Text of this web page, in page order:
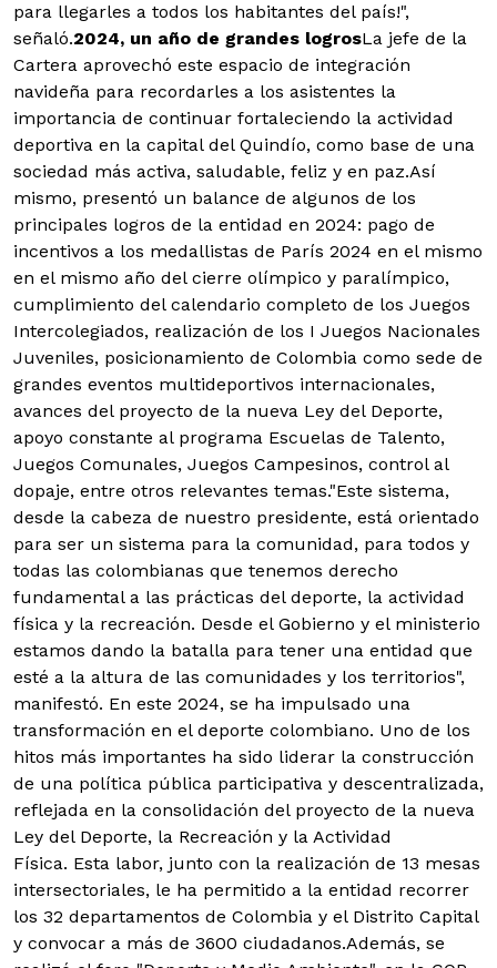
para llegarles a todos los habitantes del país!",
señaló.2024, un año de grandes logrosLa jefe de la
Cartera aprovechó este espacio de integración
navideña para recordarles a los asistentes la
importancia de continuar fortaleciendo la actividad
deportiva en la capital del Quindío, como base de una
sociedad más activa, saludable, feliz y en paz.Así
mismo, presentó un balance de algunos de los
principales logros de la entidad en 2024: pago de
incentivos a los medallistas de París 2024 en el mismo
en el mismo año del cierre olímpico y paralímpico,
cumplimiento del calendario completo de los Juegos
Intercolegiados, realización de los I Juegos Nacionales
Juveniles, posicionamiento de Colombia como sede de
grandes eventos multideportivos internacionales,
avances del proyecto de la nueva Ley del Deporte,
apoyo constante al programa Escuelas de Talento,
Juegos Comunales, Juegos Campesinos, control al
dopaje, entre otros relevantes temas."Este sistema,
desde la cabeza de nuestro presidente, está orientado
para ser un sistema para la comunidad, para todos y
todas las colombianas que tenemos derecho
fundamental a las prácticas del deporte, la actividad
física y la recreación. Desde el Gobierno y el ministerio
estamos dando la batalla para tener una entidad que
esté a la altura de las comunidades y los territorios",
manifestó. En este 2024, se ha impulsado una
transformación en el deporte colombiano. Uno de los
hitos más importantes ha sido liderar la construcción
de una política pública participativa y descentralizada,
reflejada en la consolidación del proyecto de la nueva
Ley del Deporte, la Recreación y la Actividad
Física. Esta labor, junto con la realización de 13 mesas
intersectoriales, le ha permitido a la entidad recorrer
los 32 departamentos de Colombia y el Distrito Capital
y convocar a más de 3600 ciudadanos.Además, se